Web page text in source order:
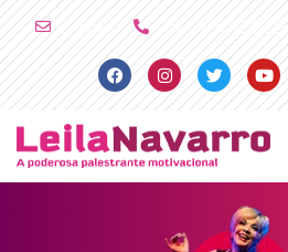
FacebookInstagramTwitter